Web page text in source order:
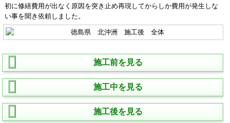
初に修繕費用が出なく原因を突き止め再現してからしか費用が発生しな
い事を聞き依頼しました。
施工前を見る
施工中を見る
施工後を見る